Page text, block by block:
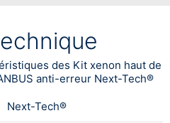
des Kit xenon haut de
anti-erreur Next-Tech®
Next-Tech®